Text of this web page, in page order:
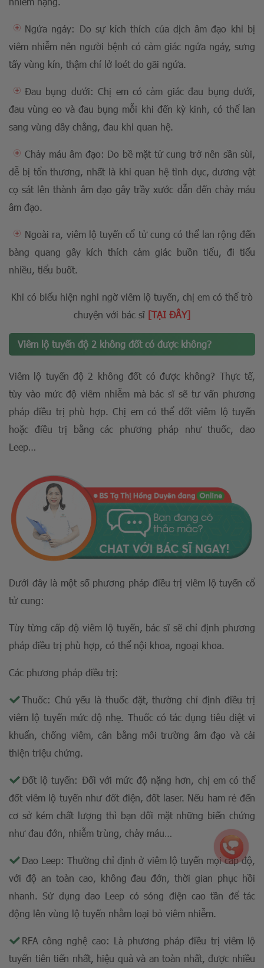
Ngứa ngáy: Do sự kích thích của dịch âm đạo khi bị
viêm nhiễm nên người bệnh có cảm giác ngứa ngáy, sưng
tấy vùng kín, thậm chí lở loét do gãi ngứa.
Đau bụng dưới: Chị em có cảm giác đau bụng dưới,
đau vùng eo và đau bụng mỗi khi đến kỳ kinh, có thể lan
sang vùng dây chằng, đau khi quan hệ.
Chảy máu âm đạo: Do bề mặt tử cung trở nên sần sùi,
dễ bị tổn thương, nhất là khi quan hệ tình dục, dương vật
cọ sát lên thành âm đạo gây trầy xước dẫn đến chảy máu
âm đạo.
Ngoài ra, viêm lộ tuyến cổ tử cung có thể lan rộng đến
bàng quang gây kích thích cảm giác buồn tiểu, đi tiểu
nhiều, tiểu buốt.
Khi có biểu hiện nghi ngờ viêm lộ tuyến, chị em có thể trò
chuyện với bác sĩ [TẠI ĐÂY]
Viêm lộ tuyến độ 2 không đốt có được không?
Viêm lộ tuyến độ 2 không đốt có được không? Thực tế,
tùy vào mức độ viêm nhiễm mà bác sĩ sẽ tư vấn phương
pháp điều trị phù hợp. Chị em có thể đốt viêm lộ tuyến
hoặc điều trị bằng các phương pháp như thuốc, dao
Leep…
Dưới đây là một số phương pháp điều trị viêm lộ tuyến cổ
tử cung:
Tùy từng cấp độ viêm lộ tuyến, bác sĩ sẽ chỉ định phương
pháp điều trị phù hợp, có thể nội khoa, ngoại khoa.
Các phương pháp điều trị:
Thuốc: Chủ yếu là thuốc đặt, thường chỉ định điều trị
viêm lộ tuyến mức độ nhẹ. Thuốc có tác dụng tiêu diệt vi
khuẩn, chống viêm, cân bằng môi trường âm đạo và cải
thiện triệu chứng.
Đốt lộ tuyến: Đối với mức độ nặng hơn, chị em có thể
đốt viêm lộ tuyến như đốt điện, đốt laser. Nếu ham rẻ đến
cơ sở kém chất lượng thì bạn đối mặt những biến chứng
như đau đớn, nhiễm trùng, chảy máu…
Dao Leep: Thường chỉ định ở viêm lộ tuyến mọi cấp độ,
với độ an toàn cao, không đau đớn, thời gian phục hồi
nhanh. Sử dụng dao Leep có sóng điện cao tần để tác
động lên vùng lộ tuyến nhằm loại bỏ viêm nhiễm.
RFA công nghệ cao: Là phương pháp điều trị viêm lộ
tuyến tiên tiến nhất, hiệu quả và an toàn nhất, được nhiều